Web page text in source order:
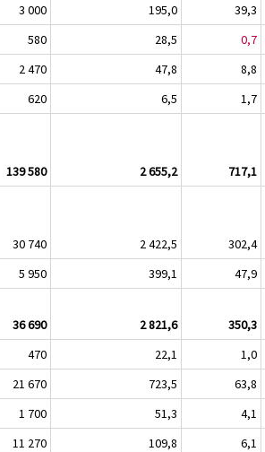
3 000 195,0 39,3
580 28,5 0,7
2 470 47,8 8,8
620 6,5 1,7
139 580 2 655,2 717,1
30 740 2 422,5 302,4
5 950 399,1 47,9
36 690 2 821,6 350,3
470 22,1 1,0
21 670 723,5 63,8
1 700 51,3 4,1
11 270 109,8 6,1